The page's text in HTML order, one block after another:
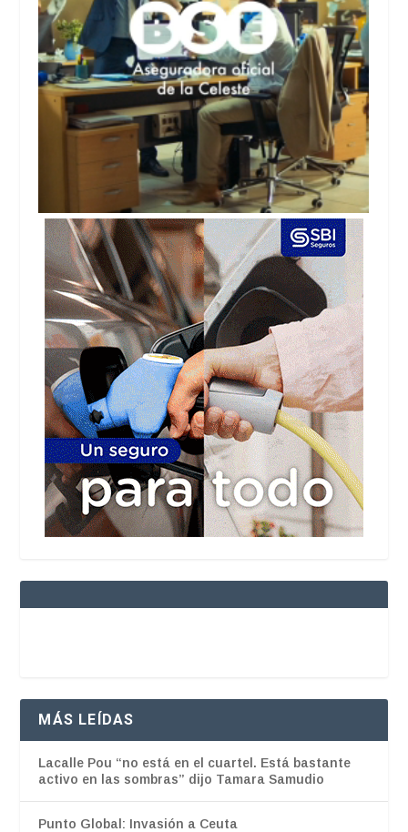
MÁS LEÍDAS
Lacalle Pou “no está en el cuartel. Está bastante
activo en las sombras” dijo Tamara Samudio
Punto Global: Invasión a Ceuta